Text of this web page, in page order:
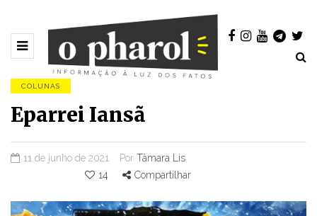
COLUNAS
Eparrei Iansã
11 de junho de 2021 Por Tâmara Lis
14
Compartilhar